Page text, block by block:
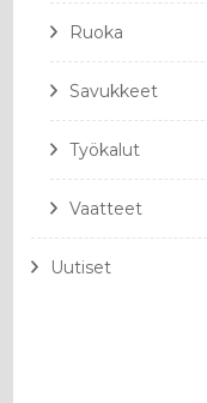
Ruoka
Savukkeet
Työkalut
Vaatteet
Uutiset